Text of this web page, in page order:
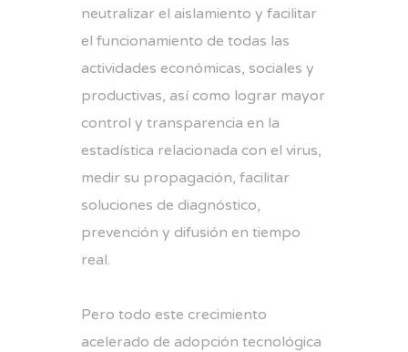
neutralizar el aislamiento y facilitar
el funcionamiento de todas las
actividades económicas, sociales y
productivas, así como lograr mayor
control y transparencia en la
estadística relacionada con el virus,
medir su propagación, facilitar
soluciones de diagnóstico,
prevención y difusión en tiempo
real.
Pero todo este crecimiento
acelerado de adopción tecnológica